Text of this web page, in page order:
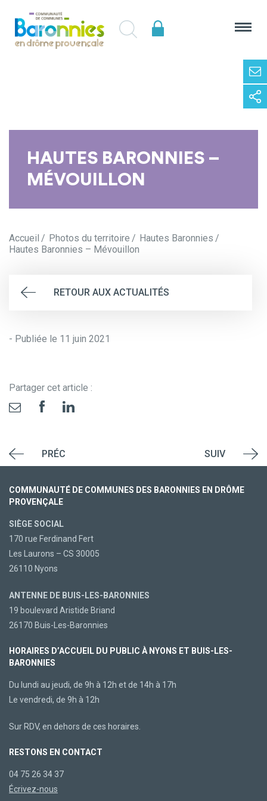
HAUTES BARONNIES –
MÉVOUILLON
Accueil Photos du territoire
Hautes Baronnies
Hautes Baronnies – Mévouillon
RETOUR AUX ACTUALITÉS
- Publiée le 11 juin 2021
Partager cet article :
PRÉC SUIV
COMMUNAUTÉ DE COMMUNES DES BARONNIES EN DRÔME
PROVENÇALE
SIÈGE SOCIAL
170 rue Ferdinand Fert
Les Laurons – CS 30005
26110 Nyons
ANTENNE DE BUIS-LES-BARONNIES
19 boulevard Aristide Briand
26170 Buis-Les-Baronnies
HORAIRES D’ACCUEIL DU PUBLIC À NYONS ET BUIS-LES-
BARONNIES
Du lundi au jeudi, de 9h à 12h et de 14h à 17h
Le vendredi, de 9h à 12h
Sur RDV, en dehors de ces horaires.
RESTONS EN CONTACT
04 75 26 34 37
Écrivez-nous